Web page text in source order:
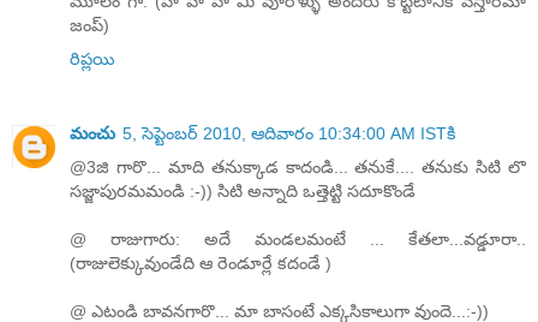
జంప్)
రిప్లయి
మంచు 5, సెప్టెంబర్ 2010, ఆదివారం 10:34:00 AM ISTకి
@3జి గారొ... మాది తనుక్కాడ కాదండి... తనుకే.... తనుకు సిటి లొ
సజ్జాపురమమండి :-)) సిటి అన్నాది ఒత్తెట్టి సదూకొండే
@ రాజుగారు: అదే మండలమంటే ... కేతలా...వడ్డూరా..
(రాజులెక్కువుండేది ఆ రెండూర్లే కదండే )
@ ఎటండి బావనగారొ... మా బాసంటే ఎక్కసికాలుగా వుందె...:-))